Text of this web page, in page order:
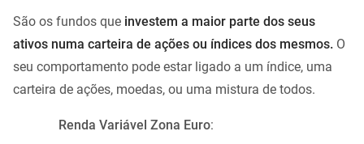
São os fundos que investem a maior parte dos seus
ativos numa carteira de ações ou índices dos mesmos. O
seu comportamento pode estar ligado a um índice, uma
carteira de ações, moedas, ou uma mistura de todos.
Renda Variável Zona Euro: